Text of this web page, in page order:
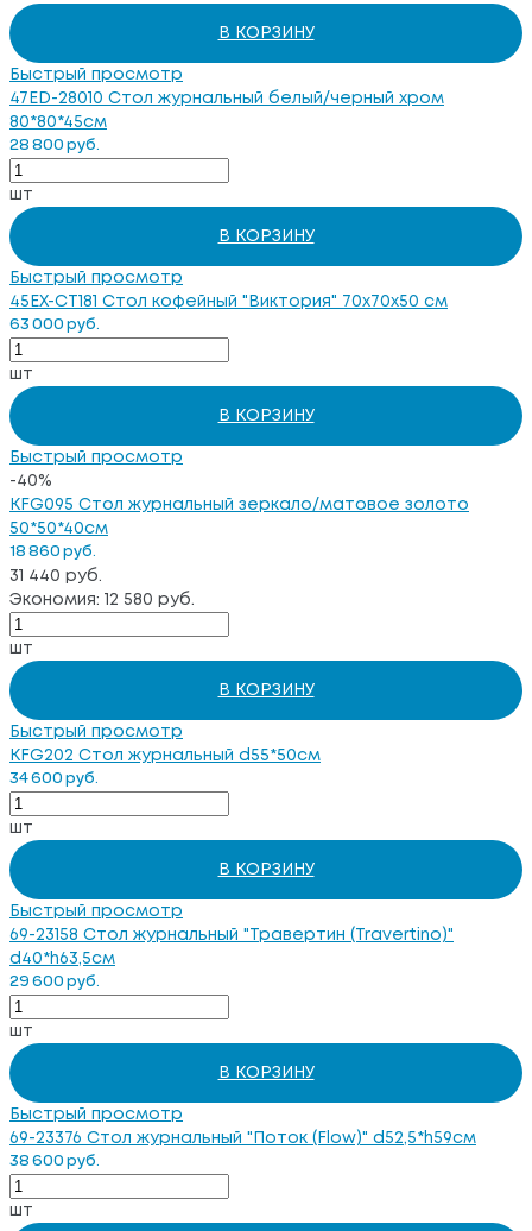
В КОРЗИНУ
Быстрый просмотр
47ED-28010 Стол журнальный белый/черный хром
80*80*45см
28 800 руб.
шт
В КОРЗИНУ
Быстрый просмотр
45EX-CT181 Стол кофейный "Виктория" 70х70х50 см
63 000 руб.
шт
В КОРЗИНУ
Быстрый просмотр
-40%
KFG095 Стол журнальный зеркало/матовое золото
50*50*40см
18 860 руб.
31 440 руб.
Экономия: 12 580 руб.
шт
В КОРЗИНУ
Быстрый просмотр
KFG202 Стол журнальный d55*50см
34 600 руб.
шт
В КОРЗИНУ
Быстрый просмотр
69-23158 Стол журнальный "Травертин (Travertino)"
d40*h63,5см
29 600 руб.
шт
В КОРЗИНУ
Быстрый просмотр
69-23376 Стол журнальный "Поток (Flow)" d52,5*h59см
38 600 руб.
шт